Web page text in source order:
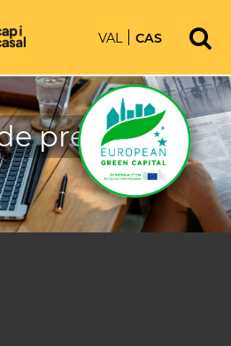
VAL CAS
prensa